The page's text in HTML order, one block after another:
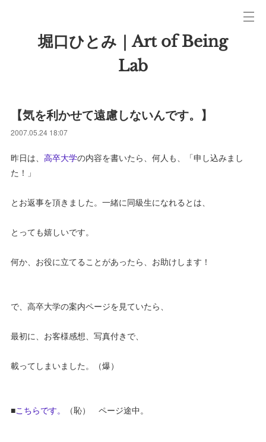
堀口ひとみ｜Art of Being
Lab
【気を利かせて遠慮しないんです。】
2007.05.24 18:07
昨日は、高卒大学の内容を書いたら、何人も、「申し込みまし
た！」
とお返事を頂きました。一緒に同級生になれるとは、
とっても嬉しいです。
何か、お役に立てることがあったら、お助けします！
で、高卒大学の案内ページを見ていたら、
最初に、お客様感想、写真付きで、
載ってしまいました。（爆）
■こちらです。 （恥） ページ途中。